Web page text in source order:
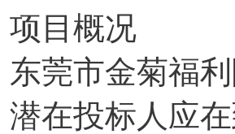
项目概况
东莞市金菊福
潜在投标人应